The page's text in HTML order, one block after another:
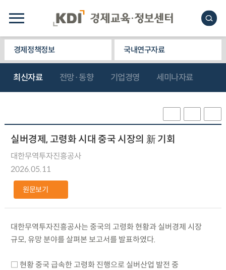
경제정책정보 국내연구자료
최신자료 전망·동향 기업경영 세미나자료
실버경제, 고령화 시대 중국 시장의 新 기회
대한무역투자진흥공사
2026.05.11
원문보기
대한무역투자진흥공사는 중국의 고령화 현황과 실버경제 시장
규모, 유망 분야를 살펴본 보고서를 발표하였다.
□ 현황 중국 급속한 고령화 진행으로 실버산업 발전 중